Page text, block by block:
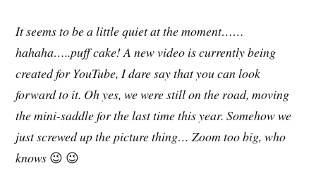
It seems to be a little quiet at the moment……
hahaha…..puff cake! A new video is currently being
created for YouTube, I dare say that you can look
forward to it. Oh yes, we were still on the road, moving
the mini-saddle for the last time this year. Somehow we
just screwed up the picture thing… Zoom too big, who
knows 😉 😉